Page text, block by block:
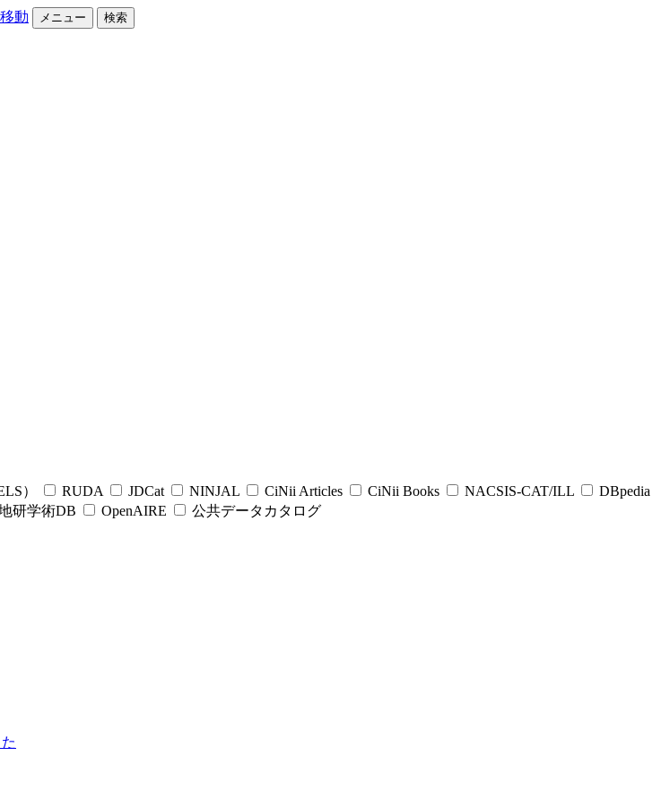
動 メニュー 検索
） RUDA JDCat NINJAL CiNii Articles CiNii Books NACSIS-CAT/ILL
DBpedia
研学術DB OpenAIRE 公共データカタログ